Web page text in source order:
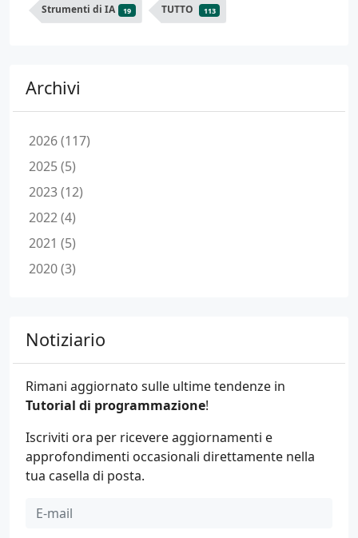
Strumenti di IA 19 TUTTO 113
Archivi
2026 (117)
2025 (5)
2023 (12)
2022 (4)
2021 (5)
2020 (3)
Notiziario
Rimani aggiornato sulle ultime tendenze in
Tutorial di programmazione!
Iscriviti ora per ricevere aggiornamenti e
approfondimenti occasionali direttamente nella
tua casella di posta.